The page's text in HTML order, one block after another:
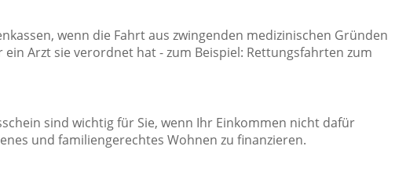
wenn die Fahrt aus zwingenden medizinischen Gründen
Arzt sie verordnet hat - zum Beispiel: Rettungsfahrten zum
sind wichtig für Sie, wenn Ihr Einkommen nicht dafür
und familiengerechtes Wohnen zu finanzieren.